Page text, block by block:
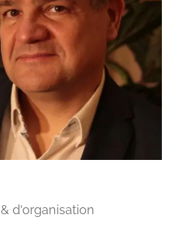
d'organisation